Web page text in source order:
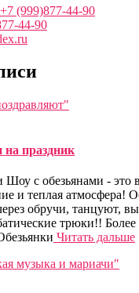
+7 (999)877-44-90
44-90
на праздник
Шоу с обезьянами - это
и теплая атмосфера!
обручи, танцуют,
трюки!!
Читать дальше